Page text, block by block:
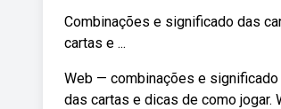
Combinações e significado das
cartas e ...
Web — combinações e
das cartas e dicas de como